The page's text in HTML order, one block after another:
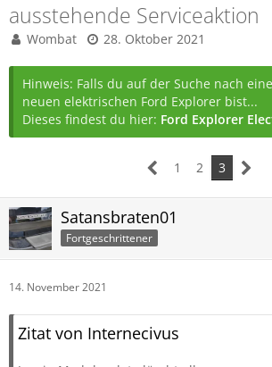
ausstehende Serviceaktion
Wombat 28. Oktober 2021
Hinweis: Falls du auf der Suche nach
neuen elektrischen Ford Explorer bist...
Dieses findest du hier: Ford Explorer
1 2 3
Satansbraten01
Fortgeschrittener
14. November 2021
Zitat von Internecivus